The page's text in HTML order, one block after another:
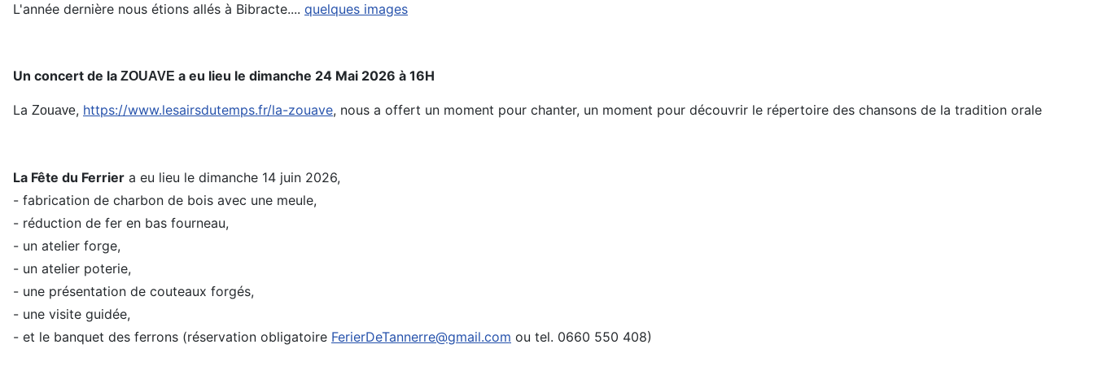
L'année dernière nous étions allés à Bibracte.... quelques images
Un concert de la ZOUAVE a eu lieu le dimanche 24 Mai 2026 à 16H
La Zouave, https://www.lesairsdutemps.fr/la-zouave, nous a offert un moment pour chanter, un moment pour découvrir le répertoire des chansons de la tradition orale
La Fête du Ferrier a eu lieu le dimanche 14 juin 2026,
- fabrication de charbon de bois avec une meule,
- réduction de fer en bas fourneau,
- un atelier forge,
- un atelier poterie,
- une présentation de couteaux forgés,
- une visite guidée,
- et le banquet des ferrons (réservation obligatoire FerierDeTannerre@gmail.com ou tel. 0660 550 408)